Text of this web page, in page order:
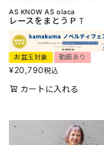
AS KNOW AS olaca
レースをまとうＰＴ
お盆玉対象 動画あり
¥20,790税込
カートに入れる